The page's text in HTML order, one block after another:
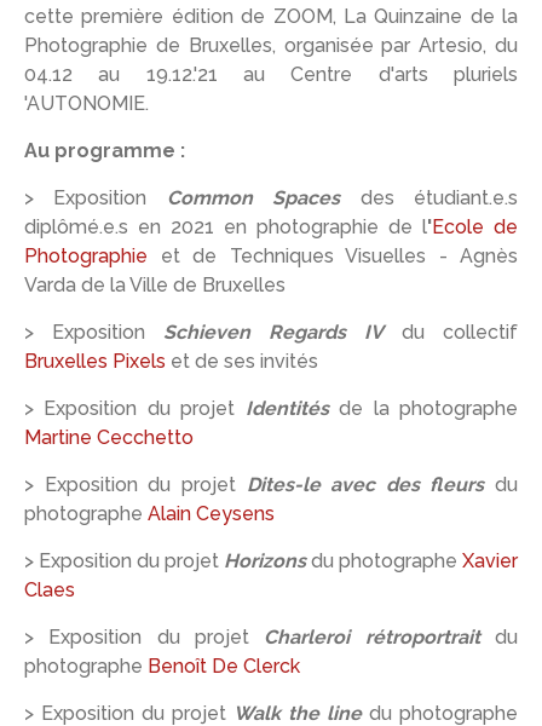
cette première édition de ZOOM, La Quinzaine de la
Photographie de Bruxelles, organisée par Artesio, du
04.12 au 19.12.'21 au Centre d'arts pluriels
'AUTONOMIE.
Au programme :
> Exposition Common Spacesdes étudiant.e.s
diplômé.e.s en 2021 en photographie de l'Ecole de
Photographie et de Techniques Visuelles - Agnès
Varda de la Ville de Bruxelles
> Exposition Schieven Regards IVdu collectif
Bruxelles Pixels et de ses invités
> Exposition du projet Identitésde la photographe
Martine Cecchetto
> Exposition du projet Dites-le avec des fleursdu
photographe Alain Ceysens
> Exposition du projet Horizonsdu photographe Xavier
Claes
> Exposition du projet Charleroi rétroportraitdu
photographe Benoît De Clerck
> Exposition du projet Walk the linedu photographe